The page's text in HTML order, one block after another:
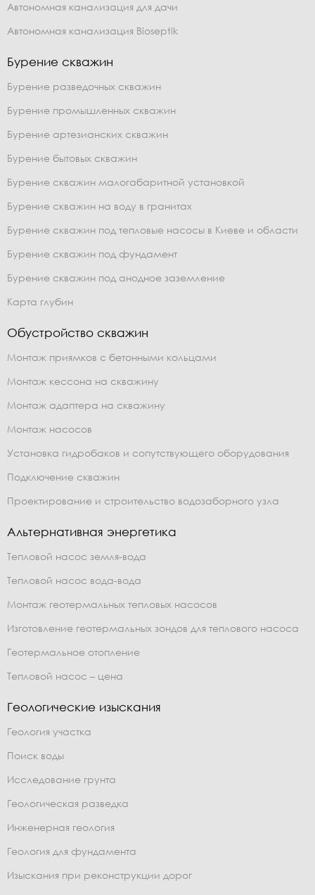
Автономная канализация для дачи
Автономная канализация Bioseptik
Бурение скважин
Бурение разведочных скважин
Бурение промышленных скважин
Бурение артезианских скважин
Бурение бытовых скважин
Бурение скважин малогабаритной установкой
Бурение скважин на воду в гранитах
Бурение скважин под тепловые насосы в Киеве и области
Бурение скважин под фундамент
Бурение скважин под анодное заземление
Карта глубин
Обустройство скважин
Монтаж приямков с бетонными кольцами
Монтаж кессона на скважину
Монтаж адаптера на скважину
Монтаж насосов
Установка гидробаков и сопутствующего оборудования
Подключение скважин
Проектирование и строительство водозаборного узла
Альтернативная энергетика
Тепловой насос земля-вода
Тепловой насос вода-вода
Монтаж геотермальных тепловых насосов
Изготовление геотермальных зондов для теплового насоса
Геотермальное отопление
Тепловой насос – цена
Геологические изыскания
Геология участка
Поиск воды
Исследование грунта
Геологическая разведка
Инженерная геология
Геология для фундамента
Изыскания при реконструкции дорог